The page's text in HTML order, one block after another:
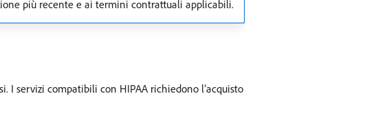
più recente e ai termini contrattuali applicabili.
I servizi compatibili con HIPAA richiedono l’acquisto